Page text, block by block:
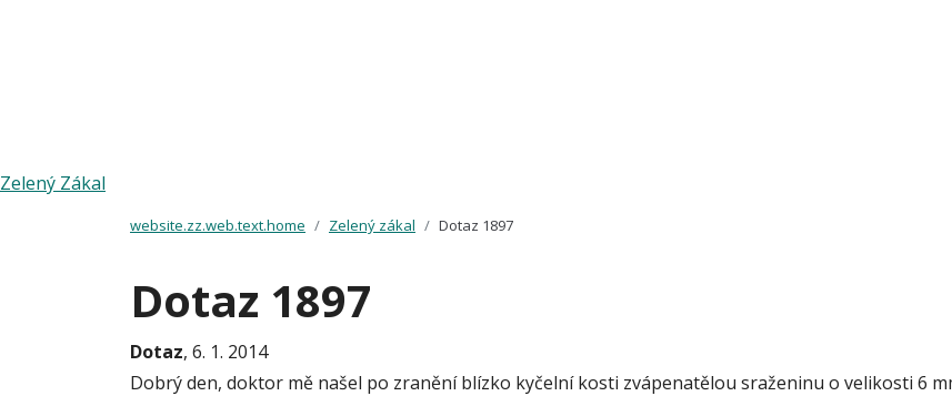
Zelený Zákal
website.zz.web.text.home Zelený zákal Dotaz 1897
Dotaz 1897
Dotaz, 6. 1. 2014
Dobrý den, doktor mě našel po zranění blízko kyčelní kosti zvápenatělou sraženinu o velikosti 6